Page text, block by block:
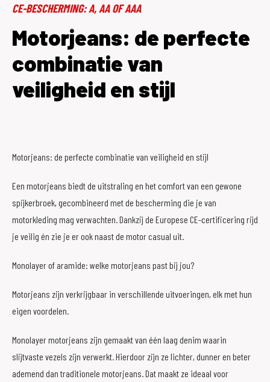
CE-BESCHERMING: A, AA OF AAA
Motorjeans: de perfecte
combinatie van
veiligheid en stijl
Motorjeans: de perfecte combinatie van veiligheid en stijl
Een motorjeans biedt de uitstraling en het comfort van een gewone
spijkerbroek, gecombineerd met de bescherming die je van
motorkleding mag verwachten. Dankzij de Europese CE-certificering rijd
je veilig én zie je er ook naast de motor casual uit.
Monolayer of aramide: welke motorjeans past bij jou?
Motorjeans zijn verkrijgbaar in verschillende uitvoeringen, elk met hun
eigen voordelen.
Monolayer motorjeans zijn gemaakt van één laag denim waarin
slijtvaste vezels zijn verwerkt. Hierdoor zijn ze lichter, dunner en beter
ademend dan traditionele motorjeans. Dat maakt ze ideaal voor